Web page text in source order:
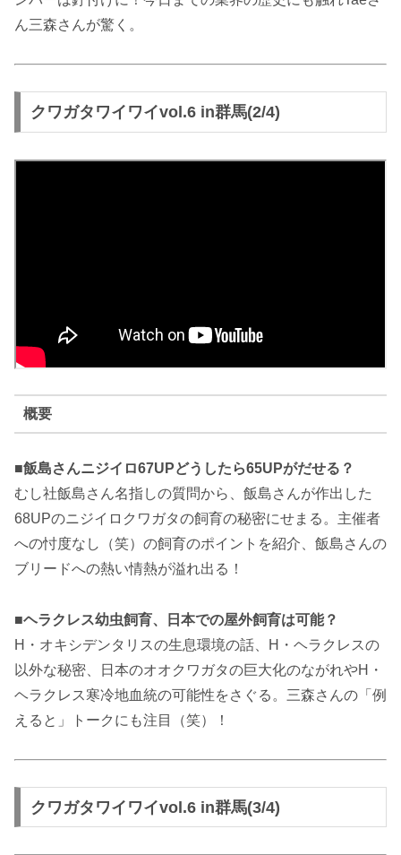
ん三森さんが驚く。
クワガタワイワイvol.6 in群馬(2/4)
概要
■飯島さんニジイロ67UPどうしたら65UPがだせる？
むし社飯島さん名指しの質問から、飯島さんが作出した
68UPのニジイロクワガタの飼育の秘密にせまる。主催者
への忖度なし（笑）の飼育のポイントを紹介、飯島さんの
ブリードへの熱い情熱が溢れ出る！
■ヘラクレス幼虫飼育、日本での屋外飼育は可能？
H・オキシデンタリスの生息環境の話、H・ヘラクレスの
以外な秘密、日本のオオクワガタの巨大化のながれやH・
ヘラクレス寒冷地血統の可能性をさぐる。三森さんの「例
えると」トークにも注目（笑）！
クワガタワイワイvol.6 in群馬(3/4)